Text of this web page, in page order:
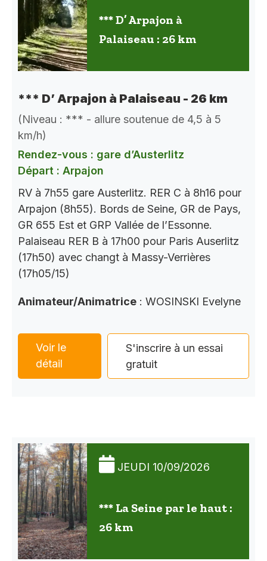
*** D’ Arpajon à
Palaiseau : 26 km
*** D’ Arpajon à Palaiseau - 26 km
(Niveau : *** - allure soutenue de 4,5 à 5
km/h)
Rendez-vous : gare d’Austerlitz
Départ : Arpajon
RV à 7h55 gare Austerlitz. RER C à 8h16 pour
Arpajon (8h55). Bords de Seine, GR de Pays,
GR 655 Est et GRP Vallée de l’Essonne.
Palaiseau RER B à 17h00 pour Paris Auserlitz
(17h50) avec changt à Massy-Verrières
(17h05/15)
Animateur/Animatrice : WOSINSKI Evelyne
Voir le
détail
S'inscrire à un essai
gratuit
JEUDI 10/09/2026
*** La Seine par le haut :
26 km